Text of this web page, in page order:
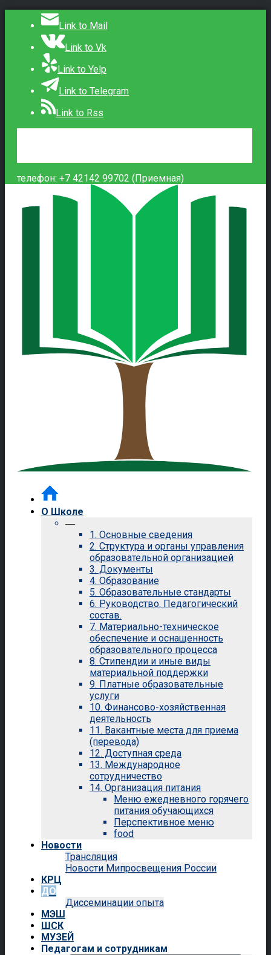
Link to Mail
Link to Vk
Link to Yelp
Link to Telegram
Link to Rss
телефон: +7 42142 99702 (Приемная)
О Школе
—
1. Основные сведения
2. Структура и органы управления
образовательной организацией
3. Документы
4. Образование
5. Образовательные стандарты
6. Руководство. Педагогический
состав.
7. Материально-техническое
обеспечение и оснащенность
образовательного процесса
8. Стипендии и иные виды
материальной поддержки
9. Платные образовательные
услуги
10. Финансово-хозяйственная
деятельность
11. Вакантные места для приема
(перевода)
12. Доступная среда
13. Международное
сотрудничество
14. Организация питания
Меню ежедневного горячего
питания обучающихся
Перспективное меню
food
Новости
Трансляция
Новости Мипросвещения России
КРЦ
ДО
Диссеминации опыта
МЭШ
ШСК
МУЗЕЙ
Педагогам и сотрудникам